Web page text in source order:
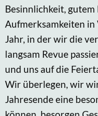
Besinnlichkeit, gutem
Aufmerksamkeiten in
Jahr, in der wir die
langsam Revue
und uns auf die
Wir überlegen, wir
Jahresende eine